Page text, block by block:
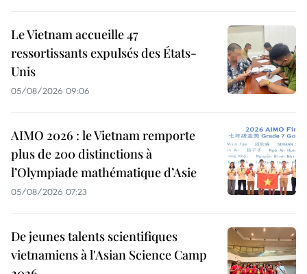
Le Vietnam accueille 47
ressortissants expulsés des États-
Unis
05/08/2026 09:06
AIMO 2026 : le Vietnam remporte
plus de 200 distinctions à
l’Olympiade mathématique d’Asie
05/08/2026 07:23
De jeunes talents scientifiques
vietnamiens à l'Asian Science Camp